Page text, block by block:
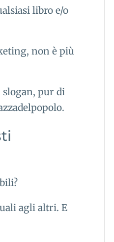
libro e/o
non è più
slogan, pur di
agli altri. E